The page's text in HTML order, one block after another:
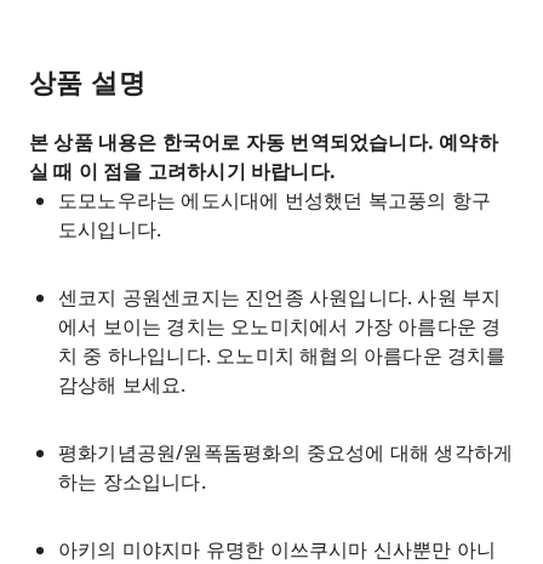
상품 설명
본 상품 내용은 한국어로 자동 번역되었습니다. 예약하
실 때 이 점을 고려하시기 바랍니다.
도모노우라는 에도시대에 번성했던 복고풍의 항구
도시입니다.
센코지 공원센코지는 진언종 사원입니다. 사원 부지
에서 보이는 경치는 오노미치에서 가장 아름다운 경
치 중 하나입니다. 오노미치 해협의 아름다운 경치를
감상해 보세요.
평화기념공원/원폭돔평화의 중요성에 대해 생각하게
하는 장소입니다.
아키의 미야지마 유명한 이쓰쿠시마 신사뿐만 아니